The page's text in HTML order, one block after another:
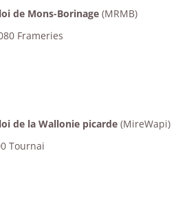
de Mons-Borinage (MRMB)
Frameries
de la Wallonie picarde (MireWapi)
Tournai